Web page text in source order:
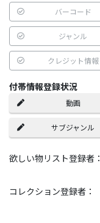
バーコード
ジャンル
クレジット情報
付帯情報登録状況
動画
サブジャンル
欲しい物リスト登録者：
コレクション登録者：